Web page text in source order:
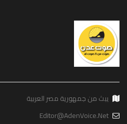
يبث من جمهورية مصر العربية
Editor@AdenVoice.Net